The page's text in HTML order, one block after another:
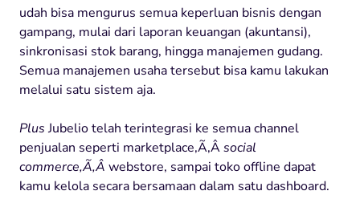
udah bisa mengurus semua keperluan bisnis dengan
gampang, mulai dari laporan keuangan (akuntansi),
sinkronisasi stok barang, hingga manajemen gudang.
Semua manajemen usaha tersebut bisa kamu lakukan
melalui satu sistem aja.
PlusJubelio telah terintegrasi ke semua channel
penjualan seperti marketplace,Ã‚Âsocial
commerce,Ã‚Â webstore, sampai toko offline dapat
kamu kelola secara bersamaan dalam satu dashboard.